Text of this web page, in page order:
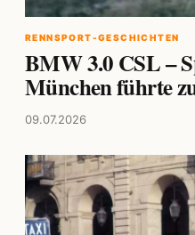
RENNSPORT-GESCHICHTEN
BMW 3.0 CSL –
München führte
09.07.2026